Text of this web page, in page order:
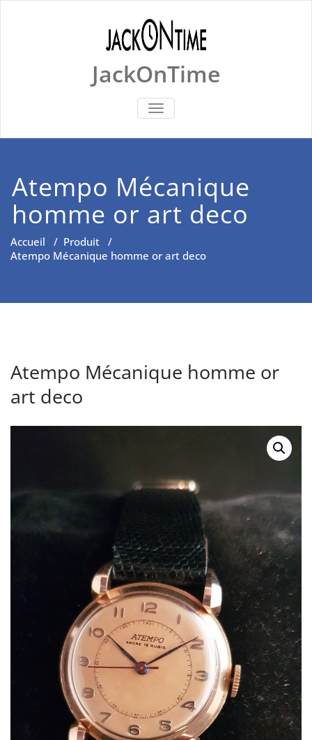
JackOnTime
BASCULER
LA
Atempo Mécanique
homme or art deco
Accueil / Produit /
Atempo Mécanique homme or art deco
Atempo Mécanique homme or
art deco